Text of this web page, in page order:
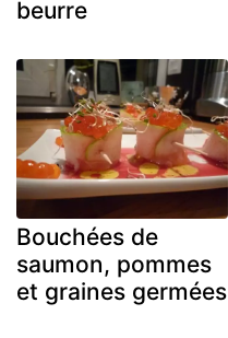
beurre
Bouchées de
saumon, pommes
et graines germées